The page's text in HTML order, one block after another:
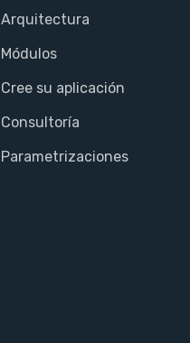
Arquitectura
Módulos
Cree su aplicación
Consultoría
Parametrizaciones